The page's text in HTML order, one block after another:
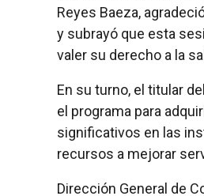
Reyes Baeza,
y subrayó que esta
valer su derecho a la
En su turno, el titular
el programa para
significativos en las
recursos a mejorar
Dirección General de